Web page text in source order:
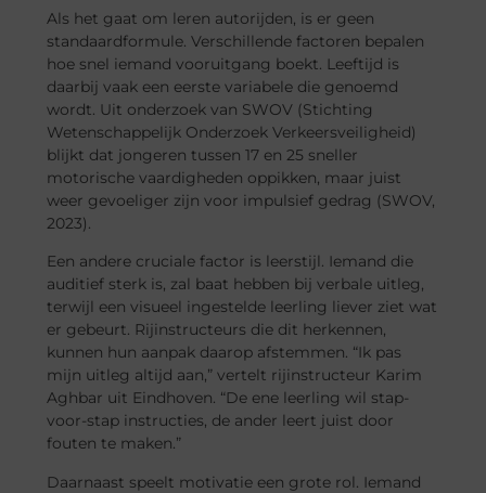
Als het gaat om leren autorijden, is er geen
standaardformule. Verschillende factoren bepalen
hoe snel iemand vooruitgang boekt. Leeftijd is
daarbij vaak een eerste variabele die genoemd
wordt. Uit onderzoek van SWOV (Stichting
Wetenschappelijk Onderzoek Verkeersveiligheid)
blijkt dat jongeren tussen 17 en 25 sneller
motorische vaardigheden oppikken, maar juist
weer gevoeliger zijn voor impulsief gedrag (SWOV,
2023).
Een andere cruciale factor is leerstijl. Iemand die
auditief sterk is, zal baat hebben bij verbale uitleg,
terwijl een visueel ingestelde leerling liever ziet wat
er gebeurt. Rijinstructeurs die dit herkennen,
kunnen hun aanpak daarop afstemmen. “Ik pas
mijn uitleg altijd aan,” vertelt rijinstructeur Karim
Aghbar uit Eindhoven. “De ene leerling wil stap-
voor-stap instructies, de ander leert juist door
fouten te maken.”
Daarnaast speelt motivatie een grote rol. Iemand